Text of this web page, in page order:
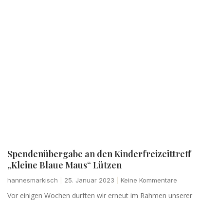
Spendenübergabe an den Kinderfreizeittreff
„Kleine Blaue Maus“ Lützen
hannesmarkisch 25. Januar 2023 Keine Kommentare
Vor einigen Wochen durften wir erneut im Rahmen unserer